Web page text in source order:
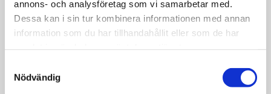
annons- och analysföretag som vi samarbetar med.
Dessa kan i sin tur kombinera informationen med annan
information som du har tillhandahållit eller som de har
Nödvändig
skol­mission
Ung kristen